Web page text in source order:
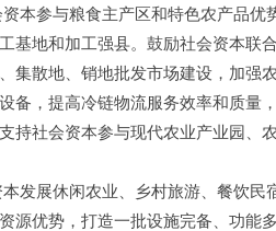
本参与粮食主产区和特色农产品优
基地和加工强县。鼓励社会资本联
集散地、销地批发市场建设，加强
备，提高冷链物流服务效率和质量
持社会资本参与现代农业产业园、
发展休闲农业、乡村旅游、餐饮
源优势，打造一批设施完备、功能